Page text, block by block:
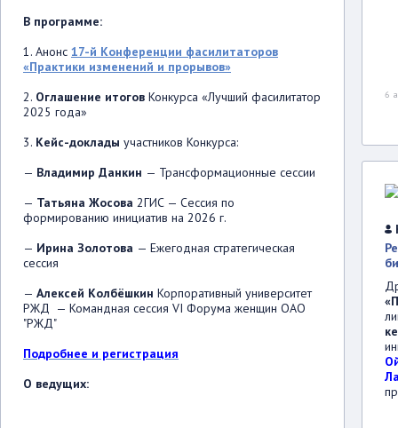
В программе:
1. Анонс 17-й Конференции фасилитаторов
«Практики изменений и прорывов»
2. Оглашение итогов Конкурса «Лучший фасилитатор
2025 года»
3. Кейс-доклады участников Конкурса:
— Владимир Данкин — Трансформационные сессии
— Татьяна Жосова 2ГИС — Сессия по
формированию инициатив на 2026 г.
— Ирина Золотова — Ежегодная стратегическая
сессия
— Алексей Колбёшкин Корпоративный университет
РЖД — Командная сессия VI Форума женщин ОАО
"РЖД"
Подробнее и регистрация
О ведущих:
6